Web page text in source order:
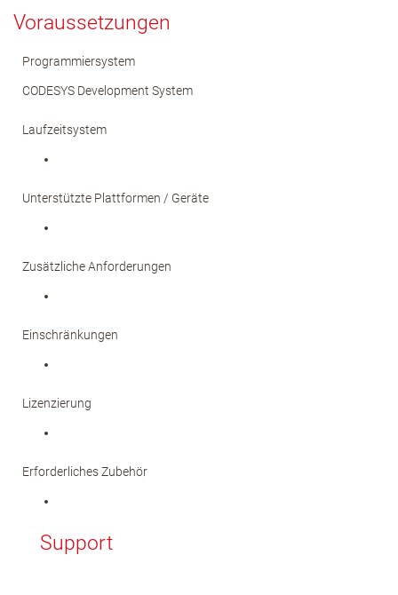
Voraussetzungen
Programmiersystem
CODESYS Development System
Laufzeitsystem
Unterstützte Plattformen / Geräte
Zusätzliche Anforderungen
Einschränkungen
Lizenzierung
Erforderliches Zubehör
Support